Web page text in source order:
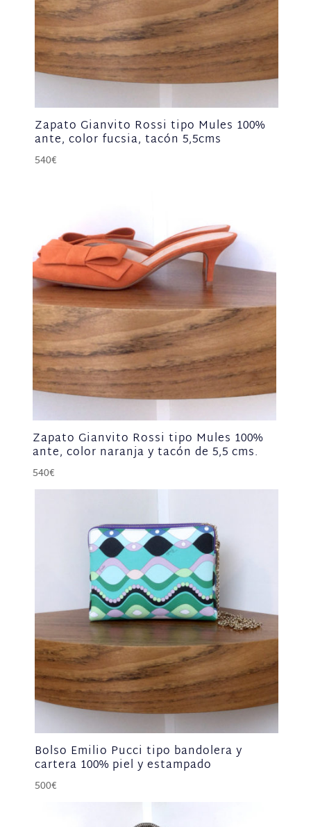
Zapato Gianvito Rossi tipo Mules 100%
ante, color fucsia, tacón 5,5cms
540€
Zapato Gianvito Rossi tipo Mules 100%
ante, color naranja y tacón de 5,5 cms.
540€
Bolso Emilio Pucci tipo bandolera y
cartera 100% piel y estampado
500€